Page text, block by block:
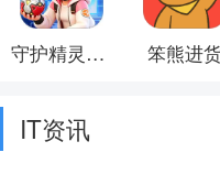
守护精灵奇迹 笨熊进
IT资讯